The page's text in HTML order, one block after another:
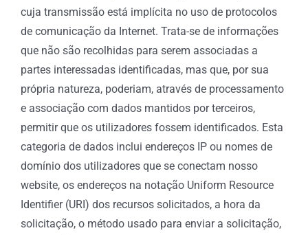
cuja transmissão está implícita no uso de protocolos
de comunicação da Internet. Trata-se de informações
que não são recolhidas para serem associadas a
partes interessadas identificadas, mas que, por sua
própria natureza, poderiam, através de processamento
e associação com dados mantidos por terceiros,
permitir que os utilizadores fossem identificados. Esta
categoria de dados inclui endereços IP ou nomes de
domínio dos utilizadores que se conectam nosso
website, os endereços na notação Uniform Resource
Identifier (URI) dos recursos solicitados, a hora da
solicitação, o método usado para enviar a solicitação,